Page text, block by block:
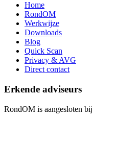
Home
RondOM
Werkwijze
Downloads
Blog
Quick Scan
Privacy & AVG
Direct contact
Erkende adviseurs
RondOM is aangesloten bij